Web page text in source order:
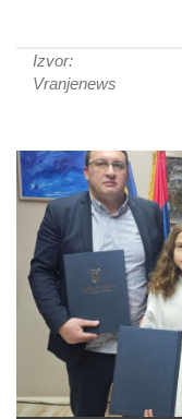
Izvor:
Vranjenews